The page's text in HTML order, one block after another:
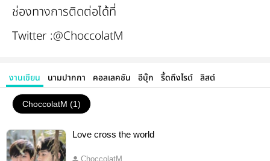
ช่องทางการติดต่อได้ที่
Twitter :@ChoccolatM
งานเขียน นามปากกา คอลเลคชัน อีบุ๊ก รี้ดถึงไรต์ ลิสต์
ChoccolatM (1)
Love cross the world
ChoccolatM